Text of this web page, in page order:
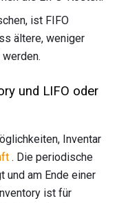
ist FIFO
ältere, weniger
und LIFO oder
Inventar
. Die periodische
und am Ende einer
ist für